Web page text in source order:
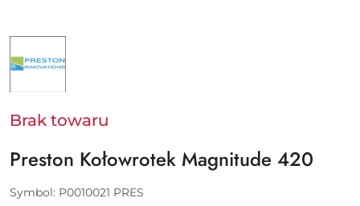
NAZWA
PRESTON
Brak towaru
Preston Kołowrotek Magnitude 420
Symbol: P0010021 PRES